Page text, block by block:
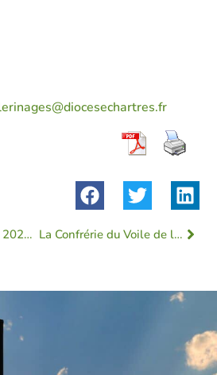
L’école des témoins 2026 : quelle joyeuse moisson ! La Confrérie du Voile de la Vierge